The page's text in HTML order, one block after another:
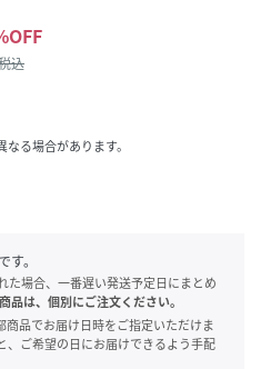
込
る場合があります。
。
場合、一番遅い発送予定日にまとめ
品は、個別にご注文ください。
品でお届け日時をご指定いただけま
、ご希望の日にお届けできるよう手配